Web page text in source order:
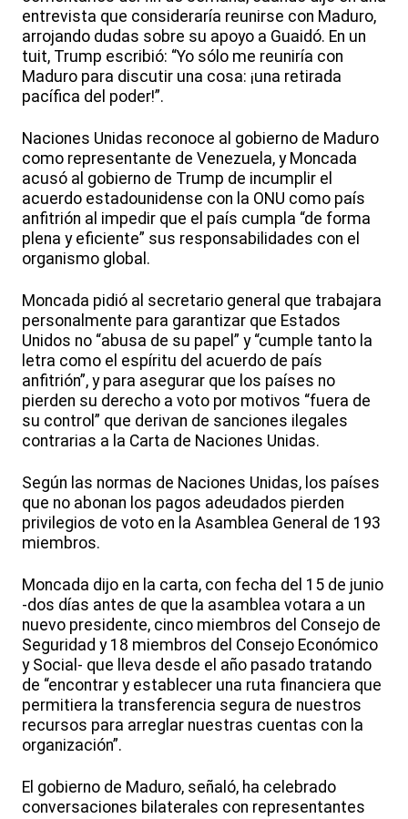
entrevista que consideraría reunirse con Maduro,
arrojando dudas sobre su apoyo a Guaidó. En un
tuit, Trump escribió: “Yo sólo me reuniría con
Maduro para discutir una cosa: ¡una retirada
pacífica del poder!”.
Naciones Unidas reconoce al gobierno de Maduro
como representante de Venezuela, y Moncada
acusó al gobierno de Trump de incumplir el
acuerdo estadounidense con la ONU como país
anfitrión al impedir que el país cumpla “de forma
plena y eficiente” sus responsabilidades con el
organismo global.
Moncada pidió al secretario general que trabajara
personalmente para garantizar que Estados
Unidos no “abusa de su papel” y “cumple tanto la
letra como el espíritu del acuerdo de país
anfitrión”, y para asegurar que los países no
pierden su derecho a voto por motivos “fuera de
su control” que derivan de sanciones ilegales
contrarias a la Carta de Naciones Unidas.
Según las normas de Naciones Unidas, los países
que no abonan los pagos adeudados pierden
privilegios de voto en la Asamblea General de 193
miembros.
Moncada dijo en la carta, con fecha del 15 de junio
-dos días antes de que la asamblea votara a un
nuevo presidente, cinco miembros del Consejo de
Seguridad y 18 miembros del Consejo Económico
y Social- que lleva desde el año pasado tratando
de “encontrar y establecer una ruta financiera que
permitiera la transferencia segura de nuestros
recursos para arreglar nuestras cuentas con la
organización”.
El gobierno de Maduro, señaló, ha celebrado
conversaciones bilaterales con representantes